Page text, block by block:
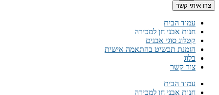
צרו איתי קשר
עמוד הבית
חנות אבני חן למכירה
קטלוג סוגי אבנים
הזמנת תכשיט בהתאמה אישית
בלוג
צור קשר
עמוד הבית
חנות אבני חן למכירה